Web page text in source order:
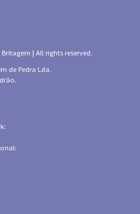
| All rights reserved.
de Pedra Lda.